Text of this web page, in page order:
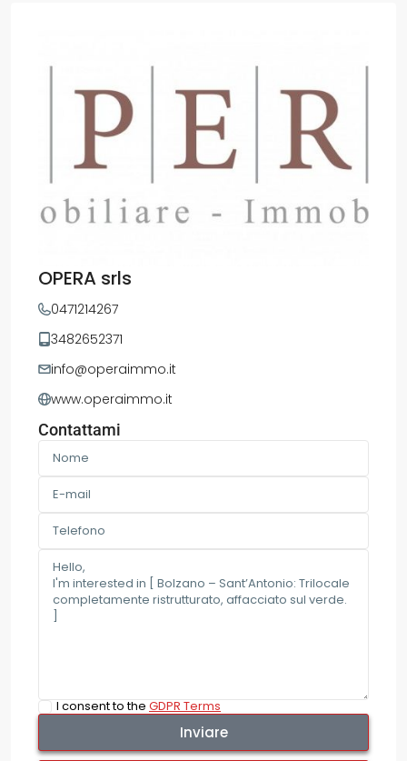
OPERA srls
0471214267
3482652371
info@operaimmo.it
www.operaimmo.it
Contattami
I consent to theGDPR Terms